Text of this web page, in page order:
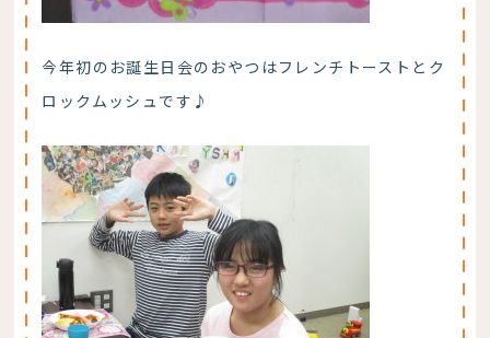
今年初のお誕生日会のおやつはフレンチトーストとク
ロックムッシュです♪